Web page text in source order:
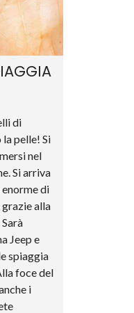
di
pelle! Si
nel
Si arriva
enorme di
alla
Jeep e
spiaggia
foce del
i